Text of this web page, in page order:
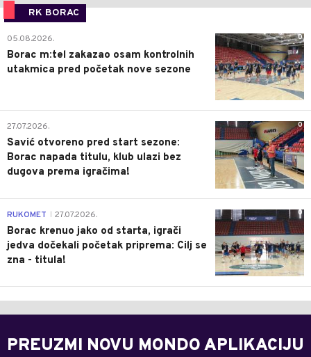
RK BORAC
0
05.08.2026.
Borac m:tel zakazao osam kontrolnih
utakmica pred početak nove sezone
0
27.07.2026.
Savić otvoreno pred start sezone:
Borac napada titulu, klub ulazi bez
dugova prema igračima!
0
RUKOMET 27.07.2026.
Borac krenuo jako od starta, igrači
jedva dočekali početak priprema: Cilj se
zna - titula!
PREUZMI NOVU MONDO APLIKACIJU